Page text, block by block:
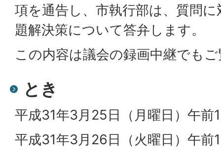
項を通告し、市執行部は、質問
題解決策について答弁します。
この内容は議会の録画中継でも
とき
平成31年3月25日（月曜日）午前
平成31年3月26日（火曜日）午前